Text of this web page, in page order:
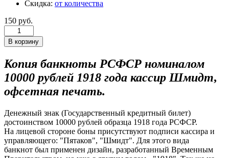
Скидка: от количества
150 руб.
Копия банкноты РСФСР номиналом
10000 рублей 1918 года кассир Шмидт,
офсетная печать.
Денежный знак (Государственный кредитный билет)
достоинством 10000 рублей образца 1918 года РСФСР.
На лицевой стороне боны присутствуют подписи кассира и
управляющего: "Пятаков", "Шмидт". Для этого вида
банкнот был применен дизайн, разработанный Временным